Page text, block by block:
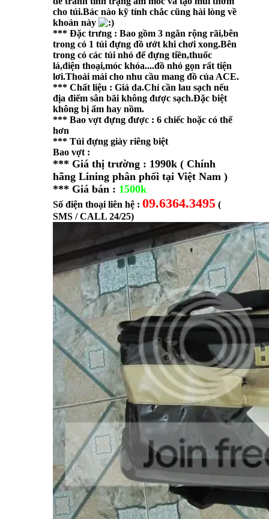
cho túi.Bác nào kỹ tính chắc cũng hài lòng về
khoản này
*** Đặc trưng : Bao gồm 3 ngăn rộng rãi,bên
trong có 1 túi đựng đồ ướt khi chơi xong.Bên
trong có các túi nhỏ để đựng tiền,thuốc
lá,điện thoại,móc khóa....đồ nhỏ gọn rất tiện
lơi.Thoải mái cho nhu cầu mang đồ của ACE.
*** Chất liệu : Giả da.Chỉ cần lau sạch nếu
địa điểm sân bãi không được sạch.Đặc biệt
không bị ẩm hay nồm.
*** Bao vợt đựng được : 6 chiếc hoặc có thể
hơn
*** Túi đựng giày riêng biệt
Bao vợt :
*** Giá thị trường : 1990k ( Chính
hãng Lining phân phối tại Việt Nam )
*** Giá bán : 1500k
Số điện thoại liên hệ : 09.6364.3495 (
SMS / CALL 24/25)